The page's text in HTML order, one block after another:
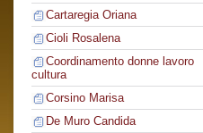
Cartaregia Oriana
Cioli Rosalena
Coordinamento donne lavoro
cultura
Corsino Marisa
De Muro Candida